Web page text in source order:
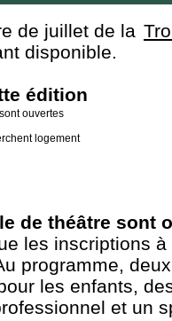
de juillet de la
disponible.
édition
ouvertes
logement
de théâtre sont
les inscriptions
programme,
les enfants,
et un